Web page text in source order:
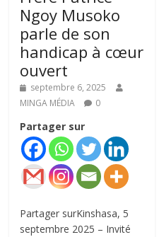
Ngoy Musoko
parle de son
handicap à cœur
ouvert
septembre 6, 2025
MINGA MÉDIA
0
Partager sur
Partager surKinshasa, 5
septembre 2025 – Invité